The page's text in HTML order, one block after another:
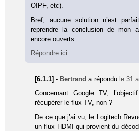
OIPF, etc).
Bref, aucune solution n’est
reprendre la conclusion de mon
encore ouverts.
Répondre ici
[6.1.1] - Bertrand a répondu le 31
Concernant Google TV,
récupérer le flux TV, non ?
De ce que j’ai vu, le Logitech
un flux HDMI qui provient du